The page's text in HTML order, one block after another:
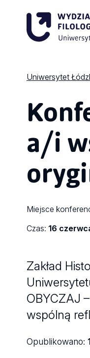
Uniwersytet
a/i
Miejsce
Czas: 16
Zakład
OBYCZAJ
wspólną
Opublikowano: